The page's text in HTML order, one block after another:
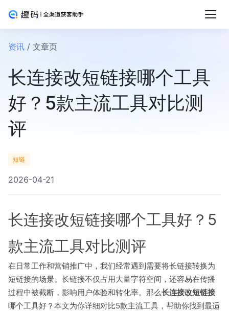
资讯 / 文章页
长连接改短链接哪个工具
好？5款主流工具对比测
评
短链
2026-04-21
长连接改短链接哪个工具好？5
款主流工具对比测评
在日常工作和营销推广中，我们经常遇到需要将长链接转换为
短链接的场景。长链接不仅占用大量字符空间，还容易在传播
过程中被截断，影响用户体验和转化率。那么长连接改短链接
哪个工具好？本文为你详细对比5款主流工具，帮助你找到最适